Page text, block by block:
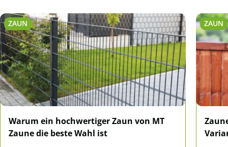
ZAUN
Warum ein hochwertiger Zaun von MT
Zaune die beste Wahl ist
ZAUN